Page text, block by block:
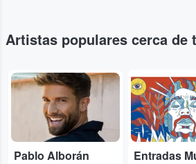
Artistas populares cerca de
...
Pablo Alborán
...
Entradas